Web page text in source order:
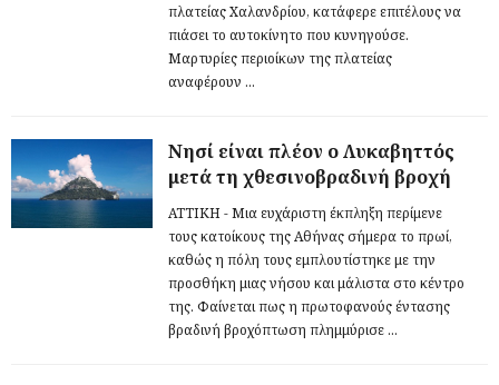
πλατείας Χαλανδρίου, κατάφερε επιτέλους να
πιάσει το αυτοκίνητο που κυνηγούσε.
Μαρτυρίες περιοίκων της πλατείας
αναφέρουν ...
Νησί είναι πλέον ο Λυκαβηττός
μετά τη χθεσινοβραδινή βροχή
ΑΤΤΙΚΗ - Μια ευχάριστη έκπληξη περίμενε
τους κατοίκους της Αθήνας σήμερα το πρωί,
καθώς η πόλη τους εμπλουτίστηκε με την
προσθήκη μιας νήσου και μάλιστα στο κέντρο
της. Φαίνεται πως η πρωτοφανούς έντασης
βραδινή βροχόπτωση πλημμύρισε ...